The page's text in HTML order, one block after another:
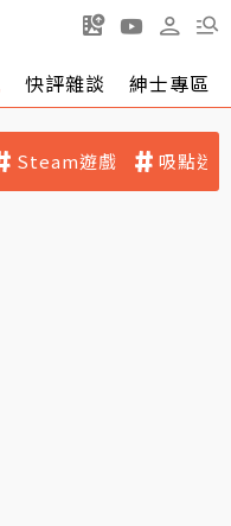
快評雜談 紳士專區
Steam遊戲 吸點迷